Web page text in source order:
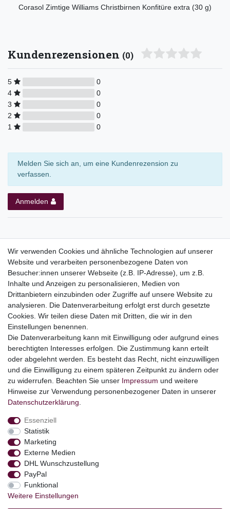
Corasol Zimtige Williams Christbirnen Konfitüre extra (30 g)
Kundenrezensionen (0)
5
0
4
0
3
0
2
0
1
0
Melden Sie sich an, um eine Kundenrezension zu
verfassen.
Anmelden
Top Kategorien
Themen
Ostern
Angebote
stark reduzierte B-Ware
Kundenservice
Versand & Lieferung
Impressum
Barrierefreiheitserklärung
Vertrag widerrufen
Wir verwenden Cookies und ähnliche Technologien auf unserer
Website und verarbeiten personenbezogene Daten von
Besucher:innen unserer Webseite (z.B. IP-Adresse), um z.B.
Inhalte und Anzeigen zu personalisieren, Medien von
Drittanbietern einzubinden oder Zugriffe auf unsere Website zu
analysieren. Die Datenverarbeitung erfolgt erst durch gesetzte
Cookies. Wir teilen diese Daten mit Dritten, die wir in den
Einstellungen benennen.
Die Datenverarbeitung kann mit Einwilligung oder aufgrund eines
berechtigten Interesses erfolgen. Die Zustimmung kann erteilt
oder abgelehnt werden. Es besteht das Recht, nicht einzuwilligen
und die Einwilligung zu einem späteren Zeitpunkt zu ändern oder
zu widerrufen. Beachten Sie unser Impressum und weitere
Hinweise zur Verwendung personenbezogener Daten in unserer
Daten­schutz­erklärung
Essenziell
Statistik
Marketing
Externe Medien
DHL Wunschzustellung
PayPal
Funktional
Weitere Einstellungen